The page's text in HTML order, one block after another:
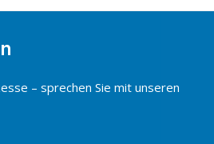
– sprechen Sie mit unseren